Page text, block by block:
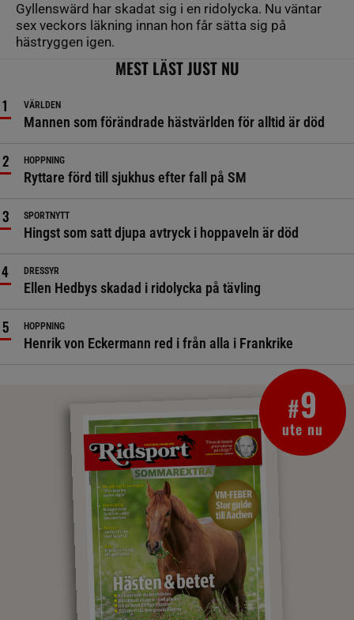
Gyllenswärd har skadat sig i en ridolycka. Nu väntar
sex veckors läkning innan hon får sätta sig på
hästryggen igen.
MEST LÄST JUST NU
VÄRLDEN
Mannen som förändrade hästvärlden för alltid är död
HOPPNING
Ryttare förd till sjukhus efter fall på SM
SPORTNYTT
Hingst som satt djupa avtryck i hoppaveln är död
DRESSYR
Ellen Hedbys skadad i ridolycka på tävling
HOPPNING
Henrik von Eckermann red i från alla i Frankrike
#9
ute nu